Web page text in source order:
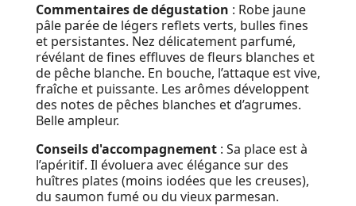
Commentaires de dégustation : Robe jaune
pâle parée de légers reflets verts, bulles fines
et persistantes. Nez délicatement parfumé,
révélant de fines effluves de fleurs blanches et
de pêche blanche. En bouche, l’attaque est vive,
fraîche et puissante. Les arômes développent
des notes de pêches blanches et d’agrumes.
Belle ampleur.
Conseils d'accompagnement : Sa place est à
l’apéritif. Il évoluera avec élégance sur des
huîtres plates (moins iodées que les creuses),
du saumon fumé ou du vieux parmesan.